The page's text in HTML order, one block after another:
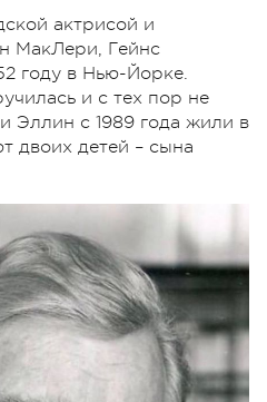
актрисой и
МакЛери, Гейнс
году в Нью-Йорке.
и с тех пор не
Эллин с 1989 года жили в
двоих детей – сына